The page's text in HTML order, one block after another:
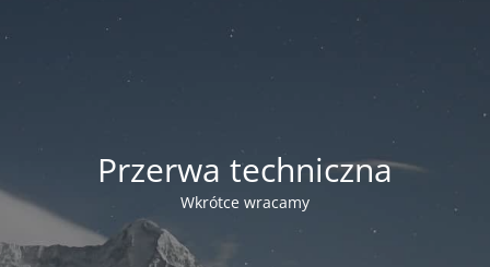
Przerwa techniczna
Wkrótce wracamy